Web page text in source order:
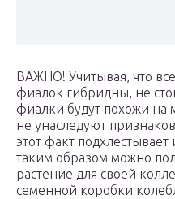
ВАЖНО! Учитывая, что
фиалок гибридны, не
фиалки будут похожи на
не унаследуют
этот факт
таким образом можно
растение для своей
семенной коробки